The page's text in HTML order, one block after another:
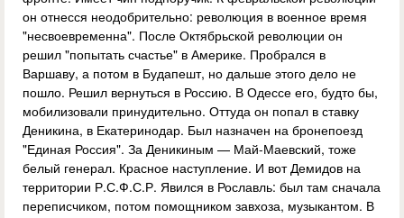
он отнесся неодобрительно: революция в военное время
"несвоевременна". После Октябрьской революции он
решил "попытать счастье" в Америке. Пробрался в
Варшаву, а потом в Будапешт, но дальше этого дело не
пошло. Решил вернуться в Россию. В Одессе его, будто бы,
мобилизовали принудительно. Оттуда он попал в ставку
Деникина, в Екатеринодар. Был назначен на бронепоезд
"Единая Россия". За Деникиным — Май-Маевский, тоже
белый генерал. Красное наступление. И вот Демидов на
территории Р.С.Ф.С.Р. Явился в Рославль: был там сначала
переписчиком, потом помощником завхоза, музыкантом. В